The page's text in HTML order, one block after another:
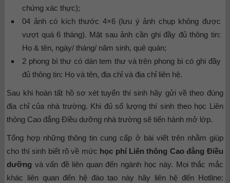
chứng xác thực);
04 ảnh có kích thước 4×6 (lưu ý ảnh chụp không được
vượt quá 6 tháng). Mặt sau ảnh cần ghi đầy đủ thông tin:
Họ & tên, ngày/ tháng/ năm sinh, quê quán;
2 phong bì thư có dán tem thư và trên phong bì có ghi đầy
đủ thông tin: Họ và tên, địa chỉ và địa chỉ liên hệ.
Sau khi hoàn tất hồ sơ xét tuyển thí sinh hãy gửi về theo đúng
địa chỉ của nhà trường. Khi đủ số lượng thí sinh theo học Liên
thông Cao đẳng Điều dưỡng nhà trường sẽ tiến hành mở lớp.
Tổng hợp những thông tin cung cấp ở bài viết trên nhằm giúp
cho thí sinh biết rõ về mức học phí Liên thông Cao đẳng Điều
dưỡng và vấn đề liên quan đến ngành học này. Mọi thắc mắc
khác liên quan đến hệ đào tạo này hãy liên hệ đến Hotline: